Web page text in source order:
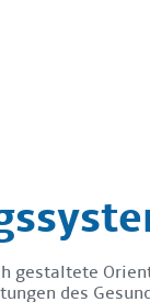
gestaltete
des